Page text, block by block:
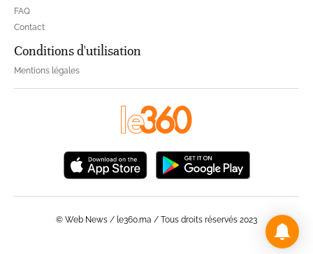
FAQ
Contact
Conditions d'utilisation
Mentions légales
© Web News / le360.ma / Tous droits réservés 2023